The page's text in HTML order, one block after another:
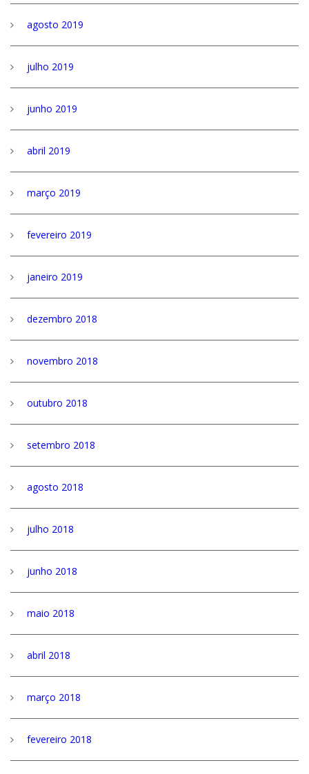
agosto 2019
julho 2019
junho 2019
abril 2019
março 2019
fevereiro 2019
janeiro 2019
dezembro 2018
novembro 2018
outubro 2018
setembro 2018
agosto 2018
julho 2018
junho 2018
maio 2018
abril 2018
março 2018
fevereiro 2018